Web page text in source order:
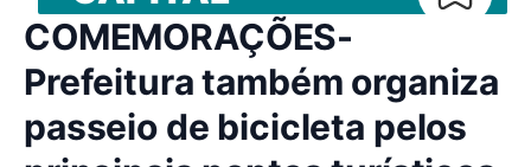
COMEMORAÇÕES-
Prefeitura também organiza
passeio de bicicleta pelos